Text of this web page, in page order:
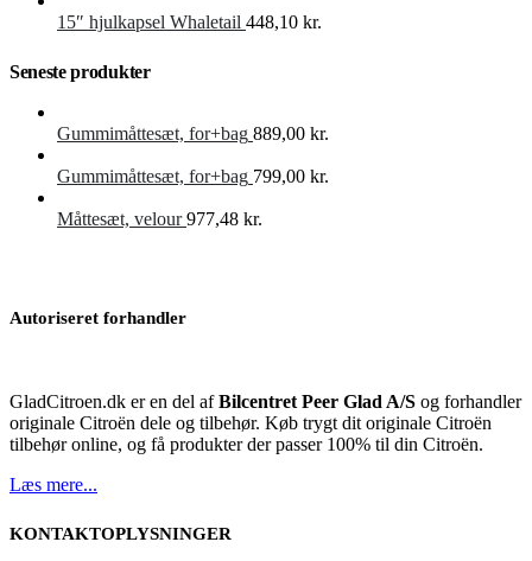
15″ hjulkapsel Whaletail 448,10 kr.
Seneste produkter
Gummimåttesæt, for+bag 889,00 kr.
Gummimåttesæt, for+bag 799,00 kr.
Måttesæt, velour 977,48 kr.
Autoriseret forhandler
GladCitroen.dk er en del afBilcentret Peer Glad A/S og forhandler
originale Citroën dele og tilbehør. Køb trygt dit originale Citroën
tilbehør online, og få produkter der passer 100% til din Citroën.
Læs mere...
KONTAKTOPLYSNINGER